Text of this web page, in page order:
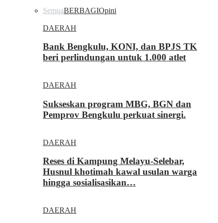
SemuaBERBAGIOpini
DAERAH
Bank Bengkulu, KONI, dan BPJS TK
beri perlindungan untuk 1.000 atlet
DAERAH
Sukseskan program MBG, BGN dan
Pemprov Bengkulu perkuat sinergi.
DAERAH
Reses di Kampung Melayu-Selebar,
Husnul khotimah kawal usulan warga
hingga sosialisasikan…
DAERAH